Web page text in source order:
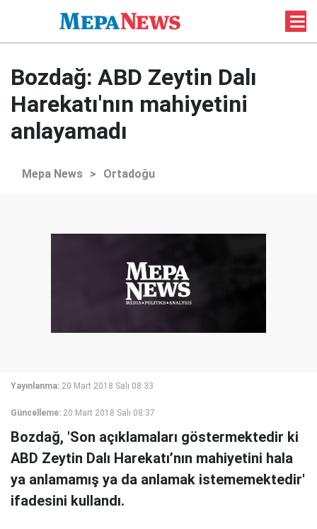
Bozdağ: ABD Zeytin Dalı
Harekatı'nın mahiyetini
anlayamadı
Mepa News > Ortadoğu
Yayınlanma: 20 Mart 2018 Salı 08:33
Güncelleme: 20 Mart 2018 Salı 08:37
Bozdağ, 'Son açıklamaları göstermektedir ki
ABD Zeytin Dalı Harekatı’nın mahiyetini hala
ya anlamamış ya da anlamak istememektedir'
ifadesini kullandı.